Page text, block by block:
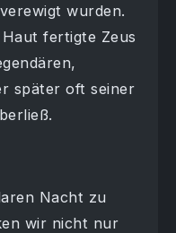
wurden.
fertigte Zeus
später oft seiner
Nacht zu
wir nicht nur